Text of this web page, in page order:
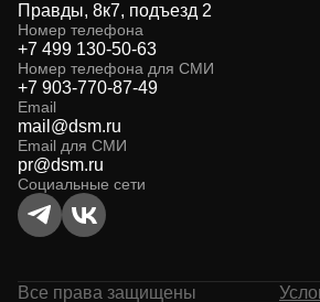
Правды, 8к7, подъезд 2
Номер телефона
+7 499 130-50-63
Номер телефона для СМИ
+7 903-770-87-49
Email
mail@dsm.ru
Email для СМИ
pr@dsm.ru
Социальные сети
Все права защищены